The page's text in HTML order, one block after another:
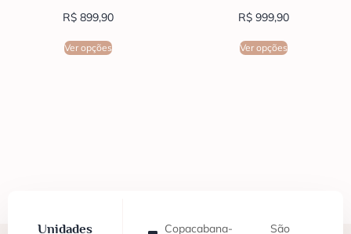
R$899,90
Ver opções
R$999,90
Ver opções
Unidades
Copacabana-
São